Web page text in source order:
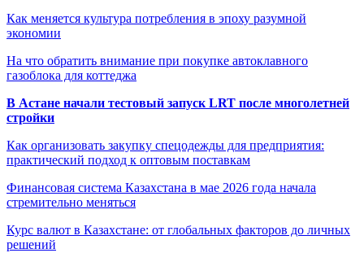
Как меняется культура потребления в эпоху разумной
экономии
На что обратить внимание при покупке автоклавного
газоблока для коттеджа
В Астане начали тестовый запуск LRT после многолетней
стройки
Как организовать закупку спецодежды для предприятия:
практический подход к оптовым поставкам
Финансовая система Казахстана в мае 2026 года начала
стремительно меняться
Курс валют в Казахстане: от глобальных факторов до личных
решений